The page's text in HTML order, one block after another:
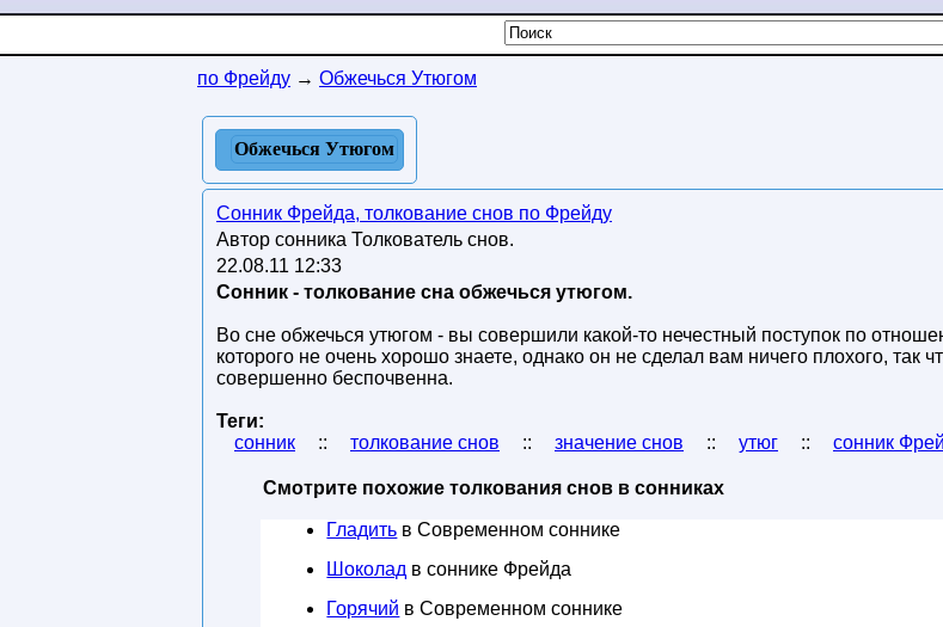
по Фрейду → Обжечься Утюгом
Обжечься Утюгом
Сонник Фрейда, толкование снов по Фрейду
Автор сонника Толкователь снов.
22.08.11 12:33
Сонник - толкование сна обжечься утюгом.
Во сне обжечься утюгом - вы совершили какой-то нечестный поступок по
которого не очень хорошо знаете, однако он не сделал вам ничего плохого, так
совершенно беспочвенна.
Теги:
сонник
:: толкование снов :: значение снов :: утюг :: сонник
Смотрите похожие толкования снов в сонниках
Гладить в Современном соннике
Шоколад в соннике Фрейда
Горячий в Современном соннике